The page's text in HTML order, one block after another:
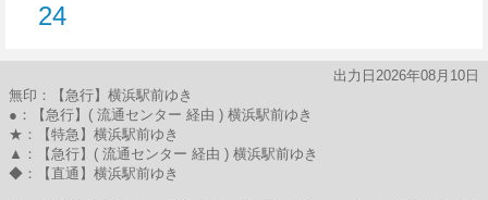
24
出力日2026年08月10日
無印：【急行】横浜駅前ゆき
●：【急行】( 流通センター 経由 ) 横浜駅前ゆき
★：【特急】横浜駅前ゆき
▲：【急行】( 流通センター 経由 ) 横浜駅前ゆき
◆：【直通】横浜駅前ゆき